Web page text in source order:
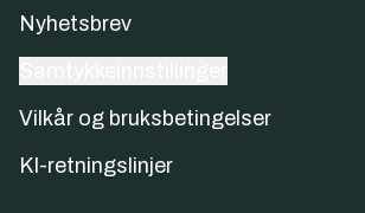
Nyhetsbrev
Vilkår og bruksbetingelser
KI-retningslinjer